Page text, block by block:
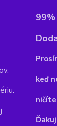
Pr
keď